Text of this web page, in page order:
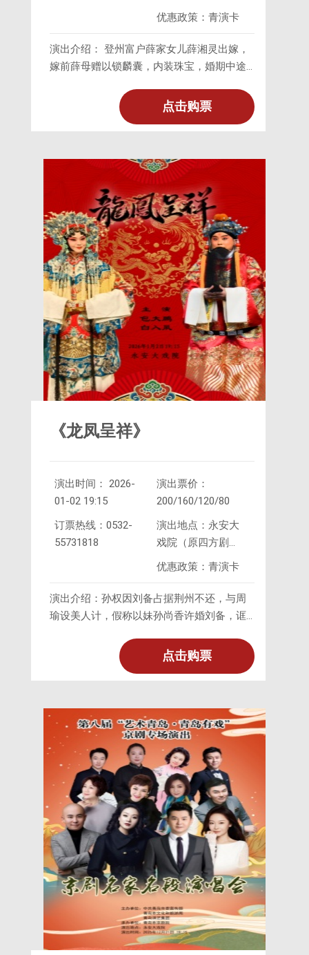
院）
优惠政策：青演卡
演出介绍： 登州富户薛家女儿薛湘灵出嫁，
嫁前薛母赠以锁麟囊，内装珠宝，婚期中途
出嫁的花轿，赵守贞感叹身世凄凉，不禁啼
哭，薛湘灵得知缘由，顿生同情，慨然以锁
胡婆，被其介绍当地官员卢家为仆，照顾卢
公子天麟，天麟把球抛进一座小楼，逼湘灵
去拾，湘灵上楼看见当年的锁麟囊，不觉感
泣，卢夫人原来就是
点击购票
《龙凤呈祥》
演出时间： 2026-
01-02 19:15
订票热线：0532-
55731818
演出票价：
200/160/120/80
演出地点：永安大
戏院（原四方剧
院）
优惠政策：青演卡
演出介绍：孙权因刘备占据荆州不还，与周
瑜设美人计，假称以妹孙尚香许婚刘备，诓
刘备借周瑜岳父乔玄以说孙权之母吴氏，吴
氏在甘露寺相亲，弄假成真。刘备赘婚东吴
计，诈称曹操袭取荆州，刘备要求孙尚香同
走；孙尚香应允同行，辞母同刘备潜逃。周
瑜谴将追截，又皆为孙夫人斥退，周瑜率兵
继至，诸葛亮已预备船
点击购票